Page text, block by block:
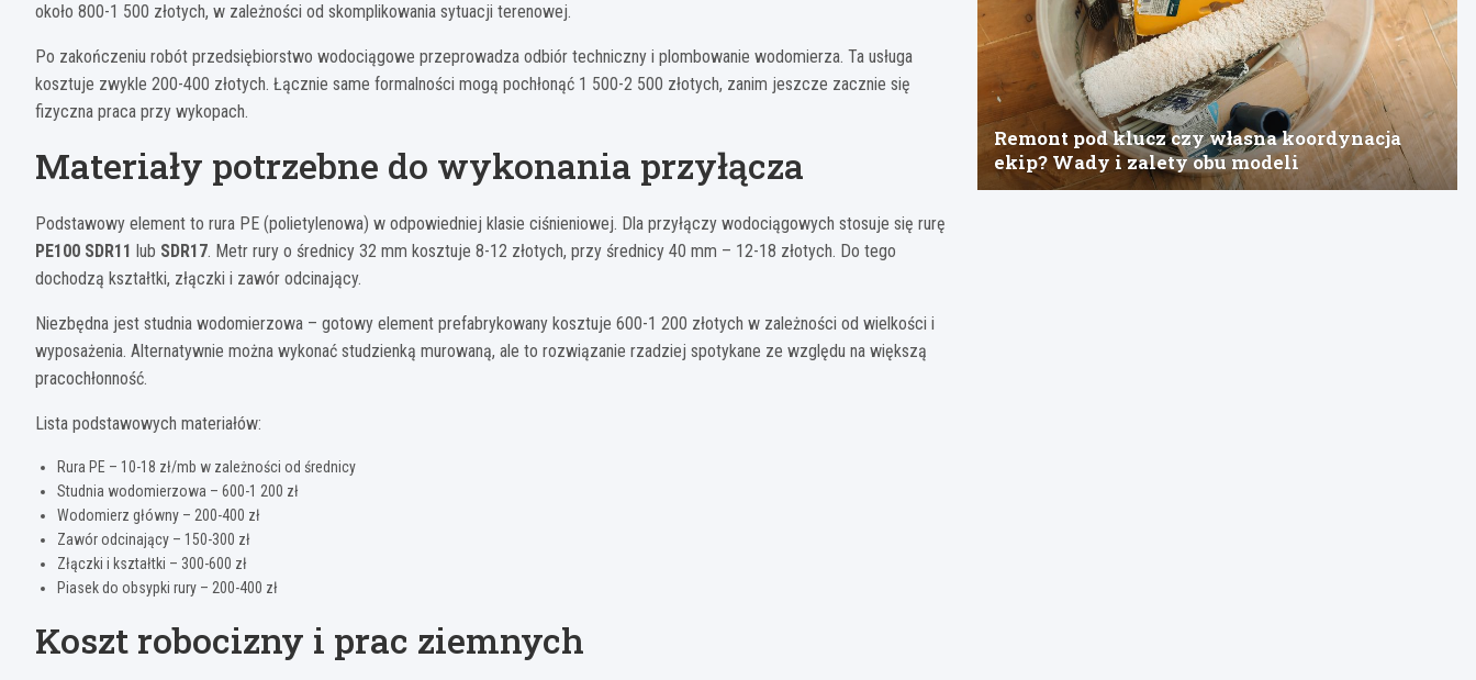
około 800-1 500 złotych, w zależności od skomplikowania sytuacji terenowej.
Po zakończeniu robót przedsiębiorstwo wodociągowe przeprowadza odbiór techniczny i plombowanie wodomierza. Ta usługa
kosztuje zwykle 200-400 złotych. Łącznie same formalności mogą pochłonąć 1 500-2 500 złotych, zanim jeszcze zacznie się
fizyczna praca przy wykopach.
Materiały potrzebne do wykonania przyłącza
Podstawowy element to rura PE (polietylenowa) w odpowiedniej klasie ciśnieniowej. Dla przyłączy wodociągowych stosuje się rurę
PE100 SDR11 lub SDR17. Metr rury o średnicy 32 mm kosztuje 8-12 złotych, przy średnicy 40 mm – 12-18 złotych. Do tego
dochodzą kształtki, złączki i zawór odcinający.
Niezbędna jest studnia wodomierzowa – gotowy element prefabrykowany kosztuje 600-1 200 złotych w zależności od wielkości i
wyposażenia. Alternatywnie można wykonać studzienką murowaną, ale to rozwiązanie rzadziej spotykane ze względu na większą
pracochłonność.
Lista podstawowych materiałów:
Rura PE – 10-18 zł/mb w zależności od średnicy
Studnia wodomierzowa – 600-1 200 zł
Wodomierz główny – 200-400 zł
Zawór odcinający – 150-300 zł
Złączki i kształtki – 300-600 zł
Piasek do obsypki rury – 200-400 zł
Koszt robocizny i prac ziemnych
Remont pod klucz czy własna koordynacja
ekip? Wady i zalety obu modeli